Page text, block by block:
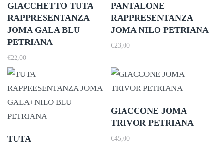
GIACCHETTO TUTA
RAPPRESENTANZA
JOMA GALA BLU
PETRIANA
€22,00
PANTALONE
RAPPRESENTANZA
JOMA NILO PETRIANA
€23,00
TUTA
GIACCONE JOMA
TRIVOR PETRIANA
€45,00